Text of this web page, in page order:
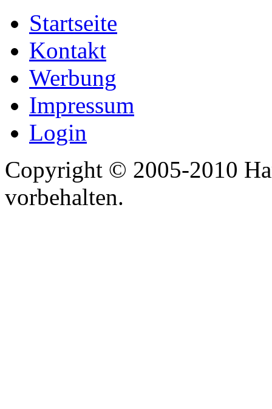
Startseite
Kontakt
Werbung
Impressum
Login
Copyright © 2005-2010
vorbehalten.